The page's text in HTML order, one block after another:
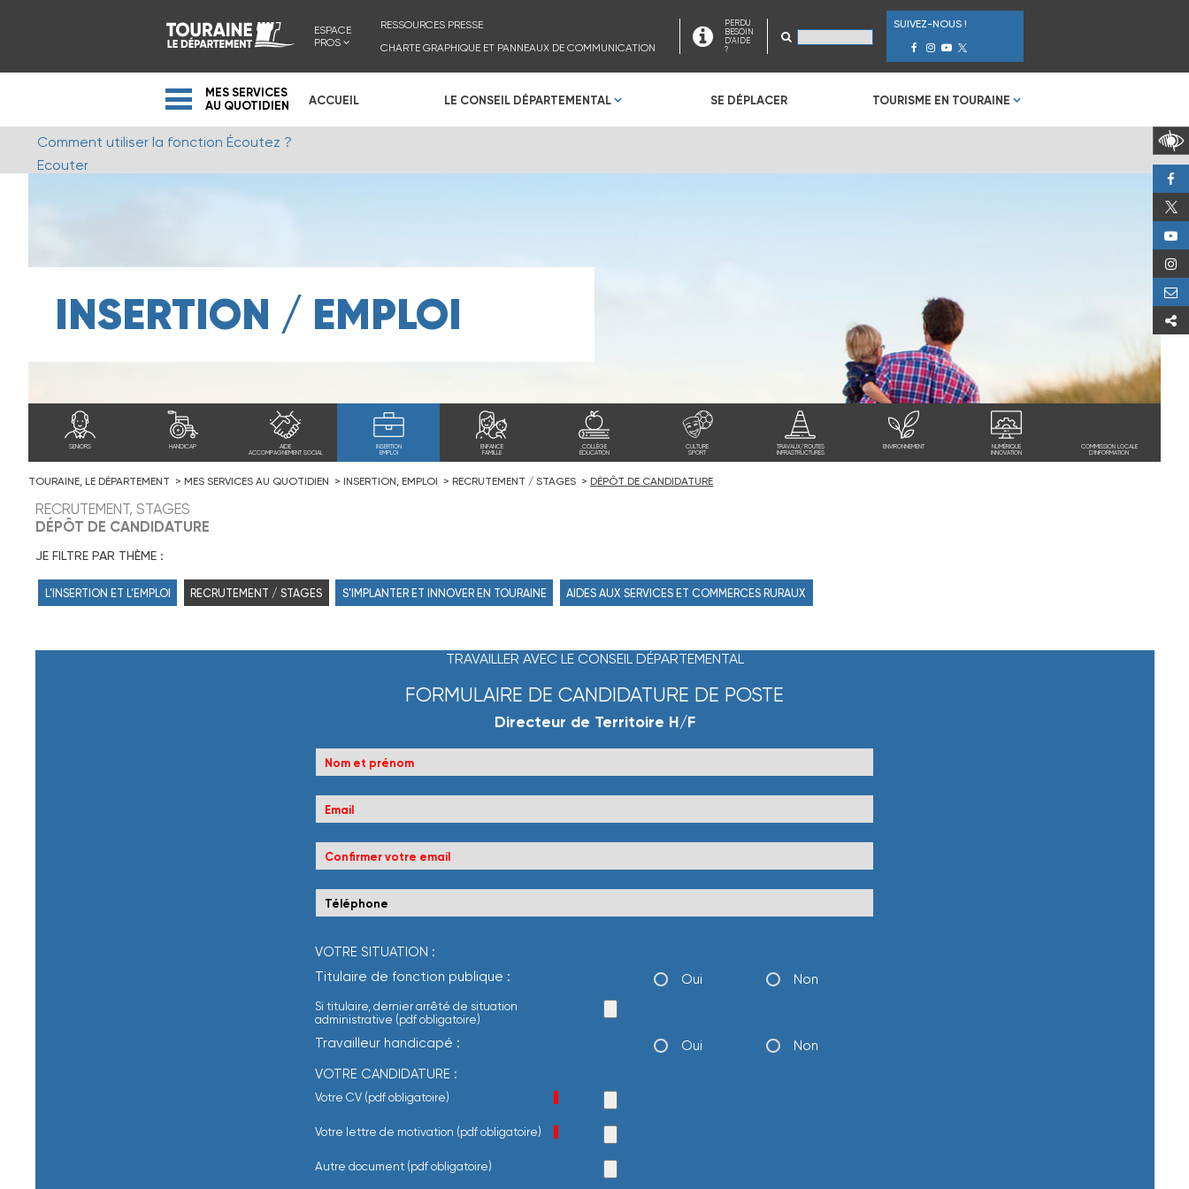
ESPACE
PROS
RESSOURCES PRESSE
CHARTE GRAPHIQUE ET PANNEAUX DE COMMUNICATION
PERDU
BESOIN
D'AIDE
?
SUIVEZ-NOUS !
MES SERVICES
AU QUOTIDIEN
ACCUEIL LE CONSEIL DÉPARTEMENTAL SE DÉPLACER TOURISME EN TOURAINE
Comment utiliser la fonction Écoutez ?
Ecouter
INSERTION / EMPLOI
SENIORS HANDICAP
AIDE
ACCOMPAGNEMENT SOCIAL
INSERTION
EMPLOI
ENFANCE
FAMILLE
COLLÈGE
ÉDUCATION
CULTURE
SPORT
TRAVAUX/ROUTES
INFRASTRUCTURES
ENVIRONNEMENT
NUMÉRIQUE
INNOVATION
COMMISSION LOCALE
D'INFORMATION
TOURAINE, LE DÉPARTEMENT MES SERVICES AU QUOTIDIEN INSERTION, EMPLOI RECRUTEMENT / STAGES DÉPÔT DE CANDIDATURE
RECRUTEMENT, STAGES
DÉPÔT DE CANDIDATURE
JE FILTRE PAR THÈME :
L’INSERTION ET L’EMPLOI RECRUTEMENT / STAGES S’IMPLANTER ET INNOVER EN TOURAINE AIDES AUX SERVICES ET COMMERCES RURAUX
TRAVAILLER AVEC LE CONSEIL DÉPARTEMENTAL
FORMULAIRE DE CANDIDATURE DE POSTE
Directeur de Territoire H/F
VOTRE SITUATION :
Titulaire de fonction publique :
Oui Non
Si titulaire, dernier arrêté de situation
administrative (pdf obligatoire)
Travailleur handicapé : Oui
Non
VOTRE CANDIDATURE :
Champ obligatoire
Votre CV (pdf obligatoire)
Champ obligatoire
Votre lettre de motivation (pdf obligatoire)
Autre document (pdf obligatoire)